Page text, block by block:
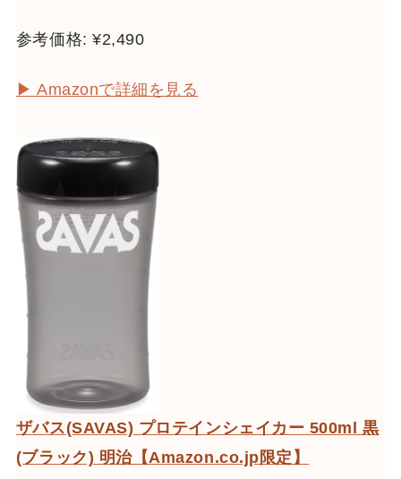
参考価格: ¥2,490
▶ Amazonで詳細を見る
ザバス(SAVAS) プロテインシェイカー 500ml 黒
(ブラック) 明治【Amazon.co.jp限定】